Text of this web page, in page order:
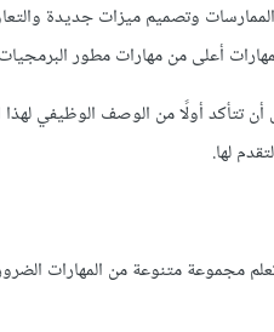
وتصميم ميزات جديدة
أعلى من مهارات مطور
أولًا من الوصف الوظيفي لهذا
لها.